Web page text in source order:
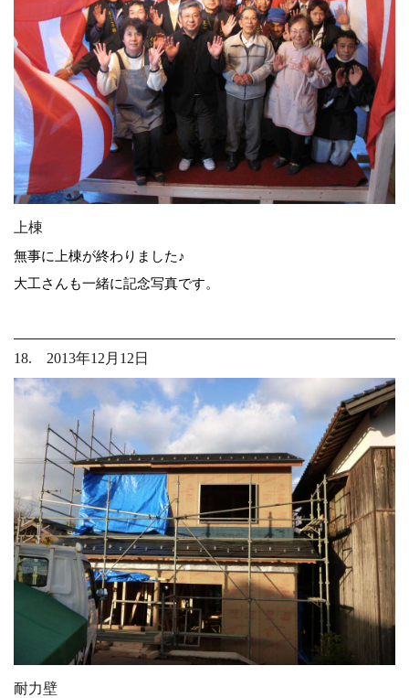
上棟
無事に上棟が終わりました♪
大工さんも一緒に記念写真です。
18. 2013年12月12日
耐力壁